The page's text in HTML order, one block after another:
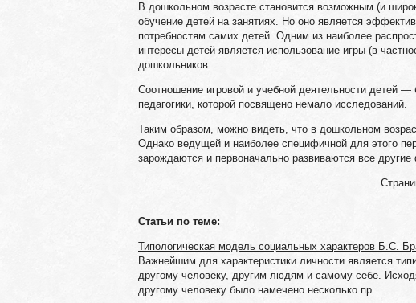
В дошкольном возрасте становится возможным (и
обучение детей на занятиях. Но оно является
потребностям самих детей. Одним из наиболее
интересы детей является использование игры (в
дошкольников.
Соотношение игровой и учебной деятельности детей
педагогики, которой посвящено немало исследований.
Таким образом, можно видеть, что в дошкольном
Однако ведущей и наиболее специфичной для этого
зарождаются и первоначально развиваются все
Статьи по теме:
Типологическая модель социальных характеров Б.С.
Важнейшим для характеристики личности является
другому человеку, другим людям и самому себе.
другому человеку было намечено несколько пр ...